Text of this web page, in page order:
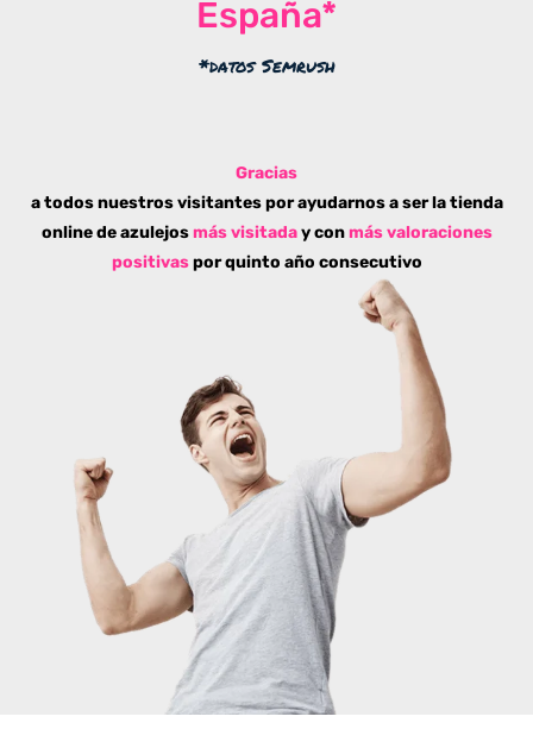
España*
*datos Semrush
Gracias
a todos nuestros visitantes por ayudarnos a ser la tienda
online de azulejos más visitaday conmás valoraciones
positivaspor quinto año consecutivo